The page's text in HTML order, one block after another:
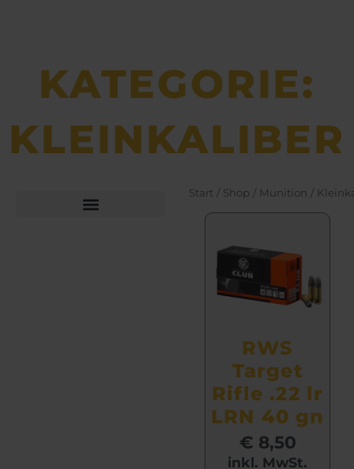
KATEGORIE:
KLEINKALIBER
Start / Shop / Munition /
RWS
Target
Rifle .22 lr
LRN 40 gn
€ 8,50
inkl. MwSt.